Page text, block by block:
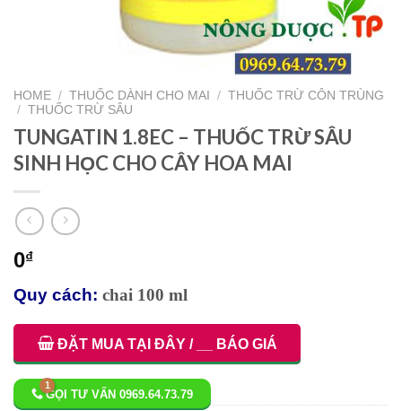
HOME / THUỐC DÀNH CHO MAI / THUỐC TRỪ CÔN TRÙNG
/ THUỐC TRỪ SÂU
TUNGATIN 1.8EC – THUỐC TRỪ SÂU
SINH HỌC CHO CÂY HOA MAI
0₫
Quy cách: chai 100 ml
ĐẶT MUA TẠI ĐÂY / __ BÁO GIÁ
GỌI TƯ VẤN 0969.64.73.79